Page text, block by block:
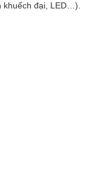
khuếch đại, LED…).